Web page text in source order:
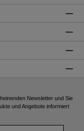
Newsletter und Sie
und Angebote informiert